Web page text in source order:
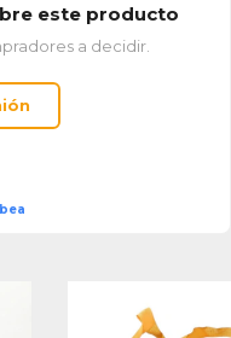
este producto
a decidir.